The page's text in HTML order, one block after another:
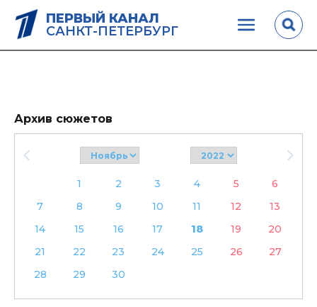
ПЕРВЫЙ КАНАЛ
САНКТ-ПЕТЕРБУРГ
Архив сюжетов
1 2 3 4 5
6
7
8 9 10 11 12
13
14
15 16 17 18 19
20
21
22 23 24 25 26
27
28
29 30